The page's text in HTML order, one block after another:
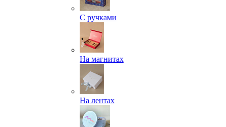
С ручками
На магнитах
На лентах